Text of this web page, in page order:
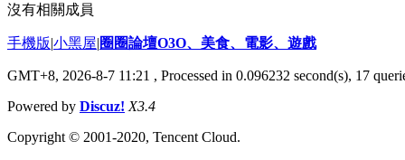
沒有相關成員
手機版|小黑屋|圈圈論壇O3O、美食、電影、遊戲
GMT+8, 2026-8-7 11:21 , Processed in 0.096232 second(s), 17
Powered by Discuz! X3.4
Copyright © 2001-2020, Tencent Cloud.